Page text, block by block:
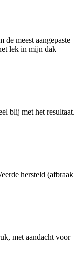
de meest aangepaste
lek in mijn dak
blij met het resultaat.
hersteld (afbraak
met aandacht voor